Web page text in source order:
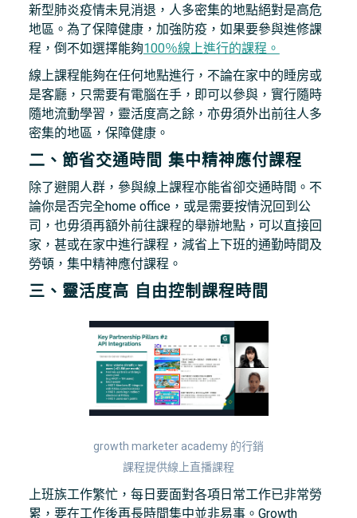
新型肺炎疫情未見消退，人多密集的地點絕對是高危
地區。為了保障健康，加強防疫，如果要參與進修課
程，倒不如選擇能夠100％線上進行的課程。
線上課程能夠在任何地點進行，不論在家中的睡房或
是客廳，只需要有電腦在手，即可以參與，實行隨時
隨地流動學習，靈活度高之餘，亦毋須外出前往人多
密集的地區，保障健康。
二、節省交通時間 集中精神應付課程
除了避開人群，參與線上課程亦能省卻交通時間。不
論你是否完全home office，或是需要按情況回到公
司，也毋須再額外前往課程的舉辦地點，可以直接回
家，甚或在家中進行課程，減省上下班的通勤時間及
勞頓，集中精神應付課程。
三、靈活度高 自由控制課程時間
growth marketer academy 的行銷
課程提供線上直播課程
上班族工作繁忙，每日要面對各項日常工作已非常勞
累，要在工作後再長時間集中並非易事。Growth